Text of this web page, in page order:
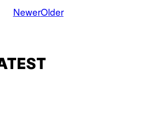
NewerOlder